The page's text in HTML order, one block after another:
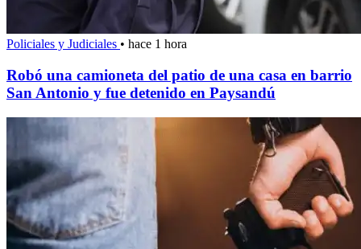
Policiales y Judiciales • hace 1 hora
Robó una camioneta del patio de una casa en barrio
San Antonio y fue detenido en Paysandú